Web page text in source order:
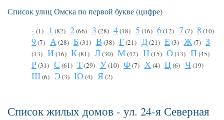
Список улиц Омска по первой букве (цифре)
-(1) 1 (82) 2(66) 3 (28) 4(18) 5 (16) 6(12) 7 (7) 8 (10)
9(7) А(28) Б(31) В (38) Г(21) Д(21) Е (3) Ж(7) З
(13) И(16) К(81) Л(30) М(42) Н(15) О(13) П(45)
Р(31) С (61) Т(29) У(10) Ф(7) Х(4) Ц(6) Ч (19)
Ш(6) Э (3) Ю (4) Я(2)
Список жилых домов - ул. 24-я Северная